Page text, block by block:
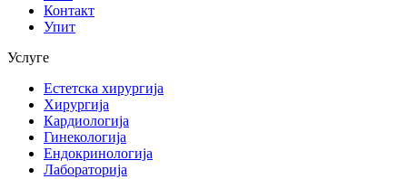
Контакт
Упит
Услуге
Естетска хирургија
Хирургија
Кардиологија
Гинекологија
Ендокринологија
Лабораторија